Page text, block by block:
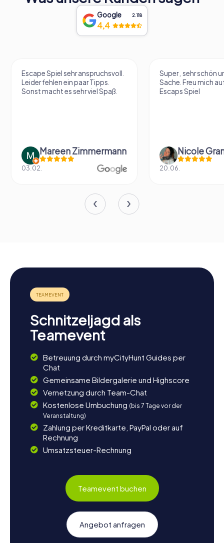
Google 2.118
4,4
Escape Spiel sehr anspruchsvoll.
Leider fehlen ein paar Tipps.
Sonst macht es sehr viel Spaß.
Mareen Zimmermann
03.02.
Super , sehr schön
Sache. Freu mich
Escaps Spiel
Nicole
20.06.
Schnitzeljagd als
Teamevent
Betreuung durch myCityHunt Guides per
Chat
Gemeinsame Bildergalerie und Highscore
Vernetzung durch Team-Chat
Kostenlose Umbuchung (bis 7 Tage vor der
Veranstaltung)
Zahlung per Kreditkarte, PayPal oder auf
Rechnung
Umsatzsteuer-Rechnung
Teamevent buchen
Angebot anfragen